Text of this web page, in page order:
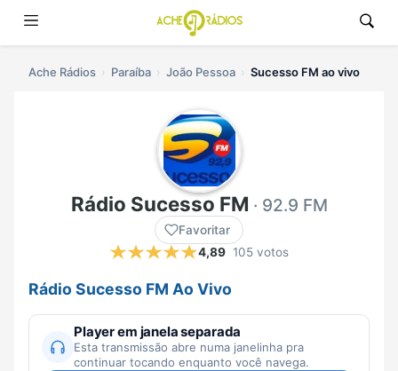
Ache Rádios Paraíba João Pessoa Sucesso FM ao vivo
Rádio Sucesso FM · 92.9 FM
Favoritar
4,89 105 votos
Rádio Sucesso FM Ao Vivo
Player em janela separada
Esta transmissão abre numa janelinha pra
continuar tocando enquanto você navega.